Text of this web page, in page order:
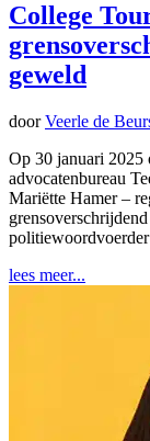
College
geweld
doorVeerle de
Op 30 januari 2025
advocatenbureau
Mariëtte Hamer –
lees meer...